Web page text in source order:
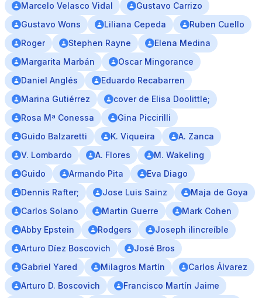
Marcelo Velasco Vidal
Gustavo Carrizo
Gustavo Wons
Liliana Cepeda
Ruben Cuello
Roger
Stephen Rayne
Elena Medina
Margarita Marbán
Oscar Mingorance
Daniel Anglés
Eduardo Recabarren
Marina Gutiérrez
cover de Elisa Doolittle;
Rosa Mª Conessa
Gina Piccirilli
Guido Balzaretti
K. Viqueira
A. Zanca
V. Lombardo
A. Flores
M. Wakeling
Guido
Armando Pita
Eva Diago
Dennis Rafter;
Jose Luis Sainz
Maja de Goya
Carlos Solano
Martin Guerre
Mark Cohen
Abby Epstein
Rodgers
Joseph ilincreíble
Arturo Díez Boscovich
José Bros
Gabriel Yared
Milagros Martín
Carlos Álvarez
Arturo D. Boscovich
Francisco Martín Jaime